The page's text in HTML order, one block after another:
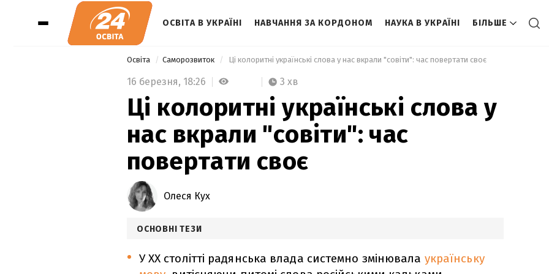
ОСВІТА В УКРАЇНІ НАВЧАННЯ ЗА КОРДОНОМ НАУКА В УКРАЇНІ БІЛЬШЕ
Освіта Саморозвиток Ці колоритні українські слова у нас вкрали "совіти": час повертати своє
16 березня, 18:26 3 хв
Ці колоритні українські слова у
нас вкрали "совіти": час
повертати своє
Олеся Кух
ОСНОВНІ ТЕЗИ
У XX столітті радянська влада системно змінювала українську